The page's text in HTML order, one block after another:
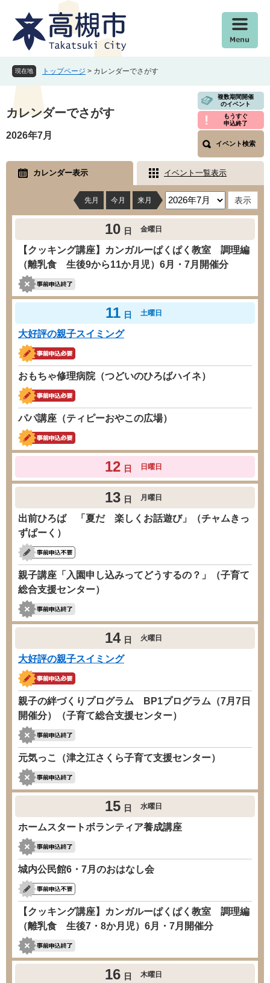
本
文
現在地 トップページ > カレンダーでさがす
文
カレンダーでさがす
複数期間開催
のイベント
もうすぐ
申込終了
イベント検索
2026年7月
カレンダー表示 イベント一覧表示
先月 今月 来月
10 日 金曜日
【クッキング講座】カンガルーぱくぱく教室 調理編
（離乳食 生後9から11か月児）6月・7月開催分
11 日 土曜日
大好評の親子スイミング
おもちゃ修理病院（つどいのひろばハイネ）
パパ講座（ティピーおやこの広場）
12 日 日曜日
13 日 月曜日
出前ひろば 「夏だ 楽しくお話遊び」（チャムきっ
ずぱーく）
親子講座「入園申し込みってどうするの？」（子育て
総合支援センター）
14 日 火曜日
大好評の親子スイミング
親子の絆づくりプログラム BP1プログラム（7月7日
開催分）（子育て総合支援センター）
元気っこ（津之江さくら子育て支援センター）
15 日 水曜日
ホームスタートボランティア養成講座
城内公民館6・7月のおはなし会
【クッキング講座】カンガルーぱくぱく教室 調理編
（離乳食 生後7・8か月児）6月・7月開催分
16 日 木曜日